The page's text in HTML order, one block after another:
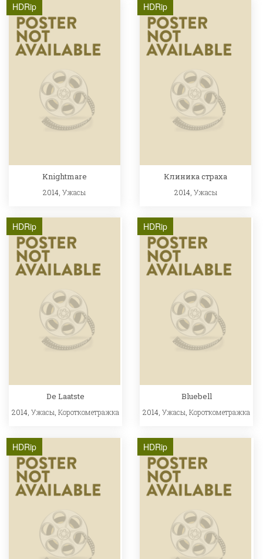
HDRip
Knightmare
2014,Ужасы
HDRip
Клиника страха
2014, Ужасы
HDRip
De Laatste
2014, Ужасы, Короткометражка
HDRip
Bluebell
2014,Ужасы,Короткометражка
HDRip HDRip